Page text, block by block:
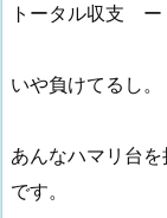
トータル収支 ー
いや負けてるし。
あんなハマリ台
です。